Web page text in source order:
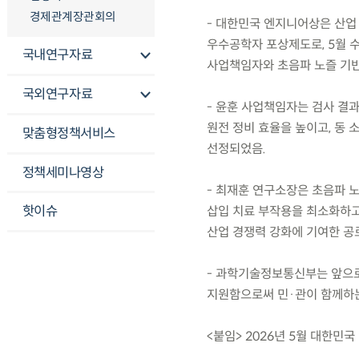
경제관계장관회의
국내연구자료
국외연구자료
맞춤형정책서비스
정책세미나영상
핫이슈
- 대한민국 엔지니어상은 산
우수공학자 포상제도로, 5월
사업책임자와 초음파 노즐 기
- 윤훈 사업책임자는 검사 결
원전 정비 효율을 높이고, 동
선정되었음.
- 최재훈 연구소장은 초음파
삽입 치료 부작용을 최소화하
산업 경쟁력 강화에 기여한
- 과학기술정보통신부는 앞으
지원함으로써 민·관이 함께
<붙임> 2026년 5월 대한민국